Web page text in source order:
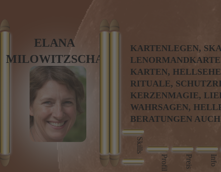
ELANA
MILOWITZSCHA
KARTENLEGEN,
KARTEN,
RITUALE,
KERZENMAGIE,
WAHRSAGEN,
BERATUNGEN
Skills
Profil
Preis Info